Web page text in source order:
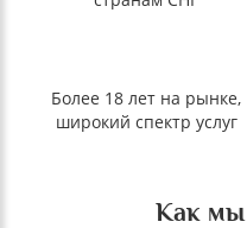
Более 18 лет на рынке,
широкий спектр услуг
Как мы